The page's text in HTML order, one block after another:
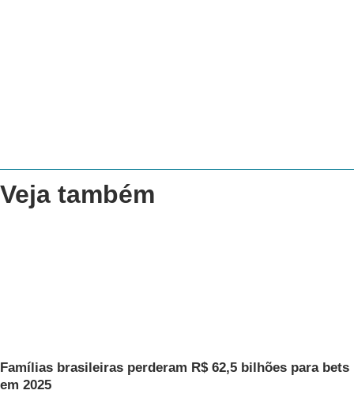
Veja também
Famílias brasileiras perderam R$ 62,5 bilhões para bets
em 2025